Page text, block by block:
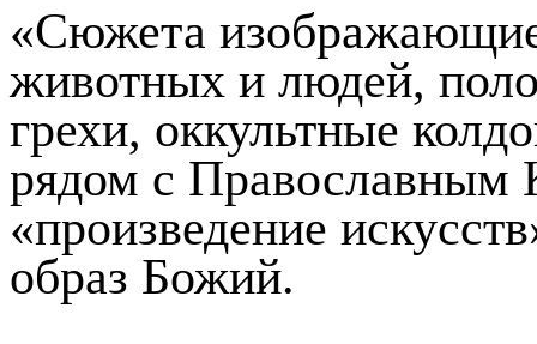
«Сюжета
животных и людей,
грехи, оккультные
рядом с Православным
«произведение
образ Божий.